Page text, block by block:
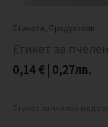
Етикети, Продуктови
Етикет за
0,14€ | 0,27лв.
Етикет за пчелен мед с